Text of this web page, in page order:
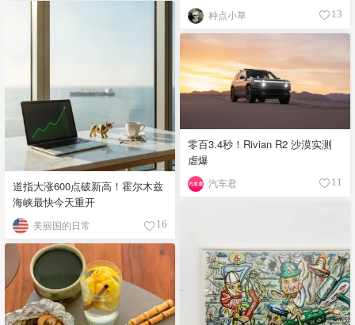
种点小草 13
道指大涨600点破新高！霍尔木兹
海峡最快今天重开
美丽国的日常 16
零百3.4秒！Rivian R2 沙漠实测
虐爆
汽车君 11